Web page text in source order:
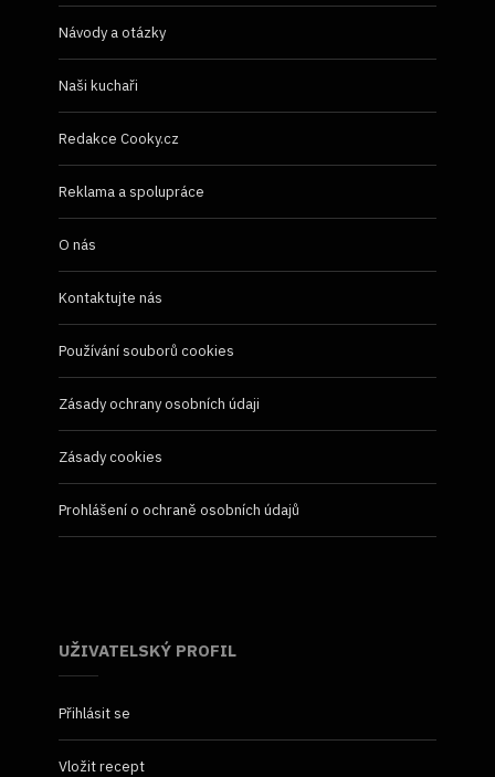
Návody a otázky
Naši kuchaři
Redakce Cooky.cz
Reklama a spolupráce
O nás
Kontaktujte nás
Používání souborů cookies
Zásady ochrany osobních údaji
Zásady cookies
Prohlášení o ochraně osobních údajů
UŽIVATELSKÝ PROFIL
Přihlásit se
Vložit recept